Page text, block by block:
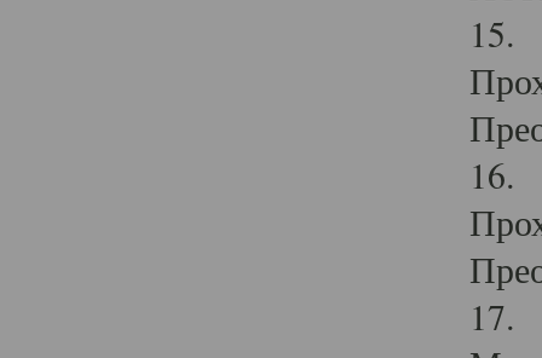
15.
16.
17.